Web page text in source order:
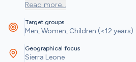
Community Objectives
Read more...
Target groups
Men, Women, Children (<12 years)
Geographical focus
Sierra Leone